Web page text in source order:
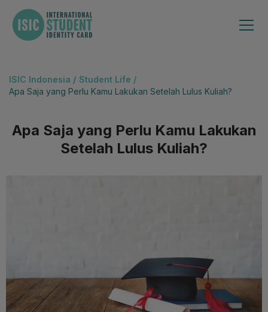
ISIC Indonesia / Student Life /
Apa Saja yang Perlu Kamu Lakukan Setelah Lulus Kuliah?
Apa Saja yang Perlu Kamu Lakukan
Setelah Lulus Kuliah?